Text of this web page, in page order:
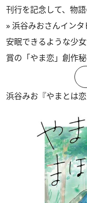
刊行を記念して、物
»浜谷みおさんイン
安眠できるような少
賞の「やま恋」創作秘
浜谷みお『やまとは